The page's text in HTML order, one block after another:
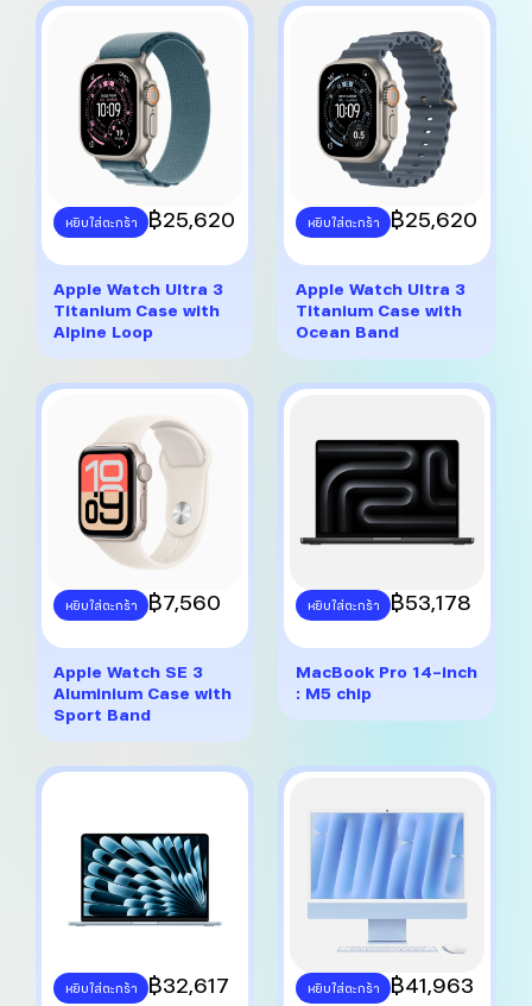
be
chosen
on
the
product
page
be
chosen
on
the
product
page
หยิบใส่ตะกร้า
This
has
multiple
variants.
The
be
chosen
on
the
product
page
฿25,620
Apple Watch Ultra 3
Titanium Case with
Alpine Loop
หยิบใส่ตะกร้า
This
has
multiple
variants.
The
be
on
the
product
page
฿25,620
Apple Watch Ultra 3
Titanium Case with
Ocean Band
หยิบใส่ตะกร้า
This
has
multiple
variants.
The
be
the
product
page
฿7,560
Apple Watch SE 3
Aluminium Case with
Sport Band
หยิบใส่ตะกร้า
This
has
multiple
be
on
the
product
page
฿53,178
MacBook Pro 14-inch
: M5 chip
หยิบใส่ตะกร้า
This
฿32,617 หยิบใส่ตะกร้า
This
฿41,963